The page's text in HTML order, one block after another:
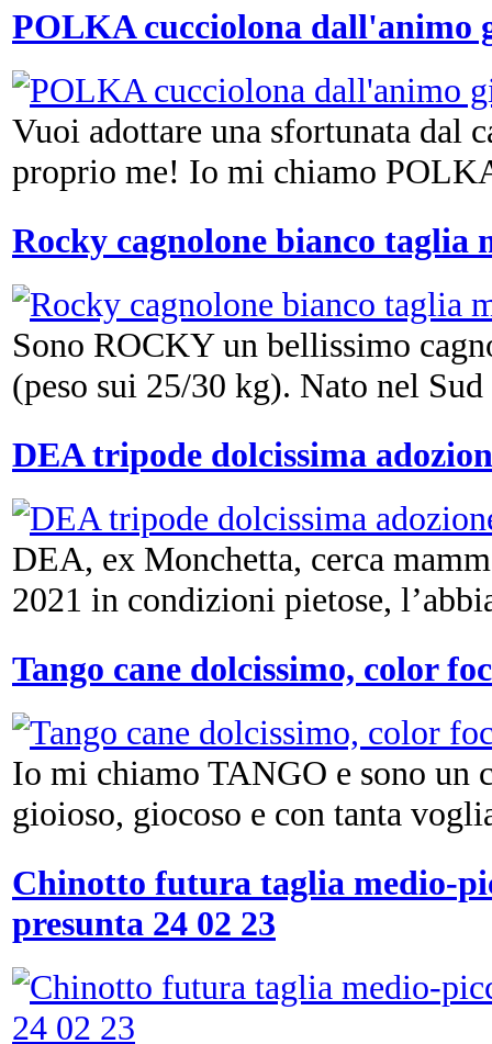
POLKA cucciolona dall'animo
Vuoi adottare una sfortunata dal
proprio me! Io mi chiamo
Rocky cagnolone bianco taglia
Sono ROCKY un bellissimo
(peso sui 25/30 kg). Nato nel
DEA tripode dolcissima
DEA, ex Monchetta, cerca
2021 in condizioni pietose,
Tango cane dolcissimo, color
Io mi chiamo TANGO e sono un
gioioso, giocoso e con tanta
Chinotto futura taglia medio-
presunta 24 02 23